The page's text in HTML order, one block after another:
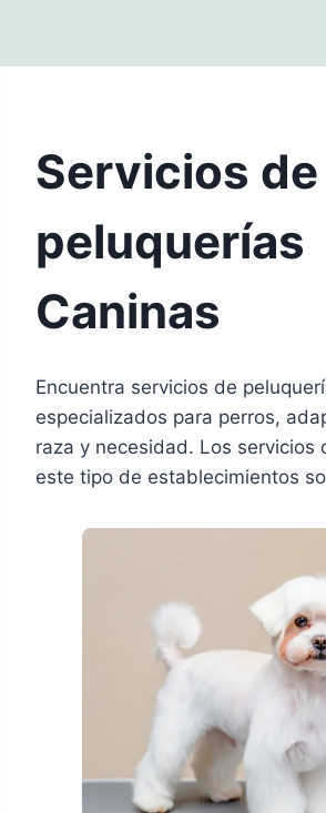
Servicios de
peluquerías
Caninas
Encuentra servicios de
especializados para perros,
raza y necesidad. Los servicios
este tipo de establecimientos